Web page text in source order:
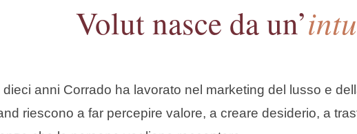
Volut nasce da un’
dieci anni Corrado ha lavorato nel marketing del lusso e
riescono a far percepire valore, a creare desiderio, a